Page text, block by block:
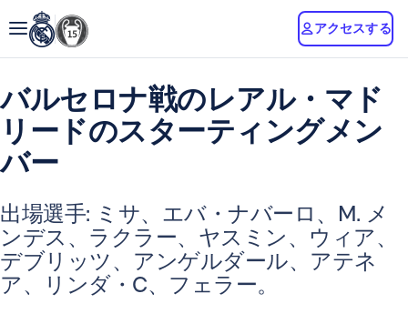
アクセスする
バルセロナ戦のレアル・マド
リードのスターティングメン
バー
出場選手: ミサ、エバ・ナバーロ、M. メ
ンデス、ラクラー、ヤスミン、ウィア、
デブリッツ、アンゲルダール、アテネ
ア、リンダ・C、フェラー。